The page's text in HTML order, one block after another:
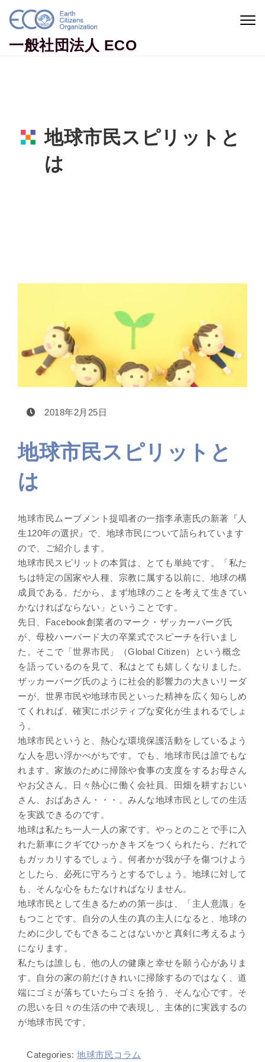
Skip to content
一般社団法人 ECO
地球市民スピリットと
は
2018年2月25日
地球市民スピリットと
は
地球市民ムーブメント提唱者の一指李承憲氏の新著『人
生120年の選択』で、地球市民について語られています
ので、ご紹介します。
地球市民スピリットの本質は、とても単純です。「私た
ちは特定の国家や人種、宗教に属する以前に、地球の構
成員である。だから、まず地球のことを考えて生きてい
かなければならない」ということです。
先日、Facebook創業者のマーク・ザッカーバーグ氏
が、母校ハーバード大の卒業式でスピーチを行いまし
た。そこで「世界市民」（Global Citizen）という概念
を語っているのを見て、私はとても嬉しくなりました。
ザッカーバーグ氏のように社会的影響力の大きいリーダ
ーが、世界市民や地球市民といった精神を広く知らしめ
てくれれば、確実にポジティブな変化が生まれるでしょ
う。
地球市民というと、熱心な環境保護活動をしているよう
な人を思い浮かべがちです。でも、地球市民は誰でもな
れます。家族のために掃除や食事の支度をするお母さん
やお父さん。日々熱心に働く会社員。田畑を耕すおじい
さん、おばあさん・・・。みんな地球市民としての生活
を実践できるのです。
地球は私たち一人一人の家です。やっとのことで手に入
れた新車にクギでひっかきキズをつくられたら、だれで
もガッカリするでしょう。何者かが我が子を傷つけよう
としたら、必死に守ろうとするでしょう。地球に対して
も、そんな心をもたなければなりません。
地球市民として生きるための第一歩は、「主人意識」を
もつことです。自分の人生の真の主人になると、地球の
ために少しでもできることはないかと真剣に考えるよう
になります。
私たちは誰しも、他の人の健康と幸せを願う心がありま
す。自分の家の前だけきれいに掃除するのではなく、道
端にゴミが落ちていたらゴミを拾う、そんな心です。そ
の思いを日々の生活の中で表現し、主体的に実践するの
が地球市民です。
Categories: 地球市民コラム